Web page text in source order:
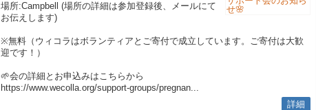
場所:Campbell (場所の詳細は参加登録後、メールにて
お伝えします)
※無料（ウィコラはボランティアとご寄付で成立しています。ご寄付は大歓
迎です！）
🌱会の詳細とお申込みはこちらから
https://www.wecolla.org/support-groups/pregnan...
詳細